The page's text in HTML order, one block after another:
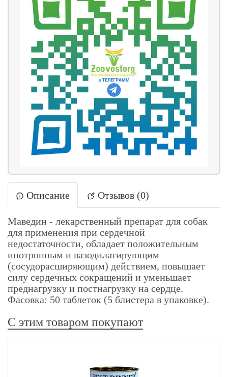
Описание Отзывов (0)
Маведин - лекарственный препарат для собак
для применения при сердечной
недостаточности, обладает положительным
инотропным и вазодилатирующим
(сосудорасширяющим) действием, повышает
силу сердечных сокращений и уменьшает
преднагрузку и постнагрузку на сердце.
Фасовка: 50 таблеток (5 блистера в упаковке).
С этим товаром покупают